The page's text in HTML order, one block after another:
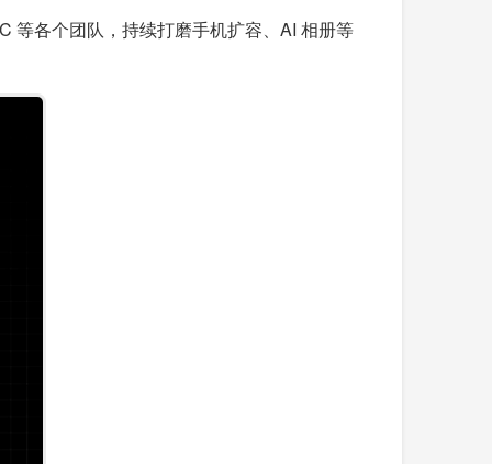
等各个团队，持续打磨手机扩容、AI 相册等